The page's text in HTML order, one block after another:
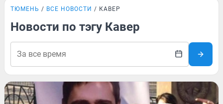
ТЮМЕНЬ ВСЕ НОВОСТИ КАВЕР
Новости по тэгу Кавер